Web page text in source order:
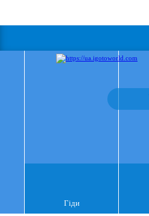
Гіди